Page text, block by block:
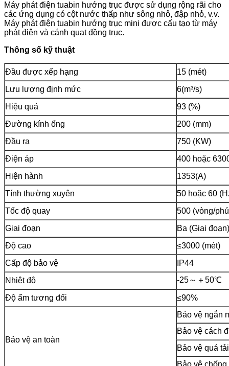
Máy phát điện tuabin hướng trục được sử dụng rộng rãi cho
các ứng dụng có cột nước thấp như sông nhỏ, đập nhỏ, v.v.
Máy phát điện tuabin hướng trục mini được cấu tạo từ máy
phát điện và cánh quạt đồng trục.
Thông số kỹ thuật
Đầu được xếp hạng
15 (mét)
Lưu lượng định mức
6(m³/s)
Hiệu quả
93 (%)
Đường kính ống
200 (mm)
Đầu ra
750 (KW)
Điện áp
400 hoặc
Hiện hành
1353(A)
Tính thường xuyên
50 hoặc 60
Tốc độ quay
500 (vòng/
Giai đoạn
Ba (Giai đoạn)
Độ cao
≤3000 (mét)
Cấp độ bảo vệ
IP44
Nhiệt độ
-25～＋50℃
Độ ẩm tương đối ≤90%
Bảo vệ an toàn
Bảo vệ ngắn
Bảo vệ cách
Bảo vệ quá tải
Bảo vệ